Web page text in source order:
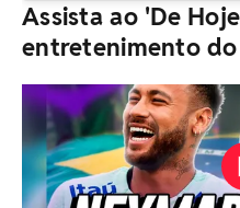
Assista ao 'De
entretenimento